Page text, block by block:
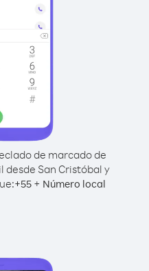
de marcado de
desde San Cristóbal y
+55 + Número local